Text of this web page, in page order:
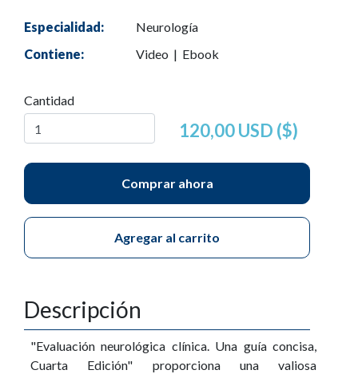
Especialidad:
Neurología
Contiene:
Video | Ebook
Cantidad
120,00 USD ($)
Comprar ahora
Agregar al carrito
Descripción
"Evaluación neurológica clínica. Una guía concisa,
Cuarta Edición" proporciona una valiosa